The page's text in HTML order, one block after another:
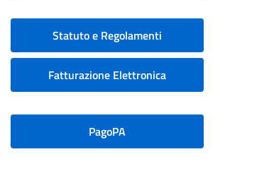
Statuto e Regolamenti
Fatturazione Elettronica
PagoPA